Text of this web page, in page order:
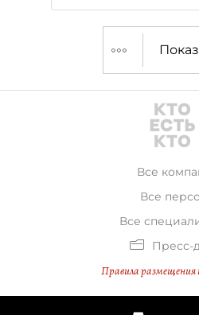
Все
Все
Все
Пресс-
Правила